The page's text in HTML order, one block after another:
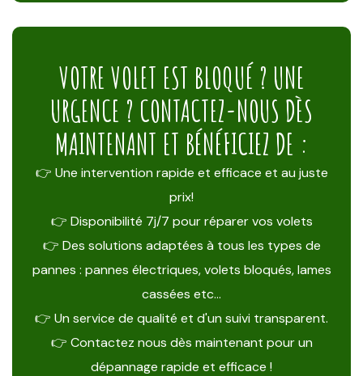
VOTRE VOLET EST BLOQUÉ ? UNE
URGENCE ? CONTACTEZ-NOUS DÈS
MAINTENANT ET BÉNÉFICIEZ DE :
👉 Une intervention rapide et efficace et au juste
prix!
👉 Disponibilité 7j/7 pour réparer vos volets
👉 Des solutions adaptées à tous les types de
pannes : pannes électriques, volets bloqués, lames
cassées etc…
👉 Un service de qualité et d'un suivi transparent.
👉 Contactez nous dès maintenant pour un
dépannage rapide et efficace !